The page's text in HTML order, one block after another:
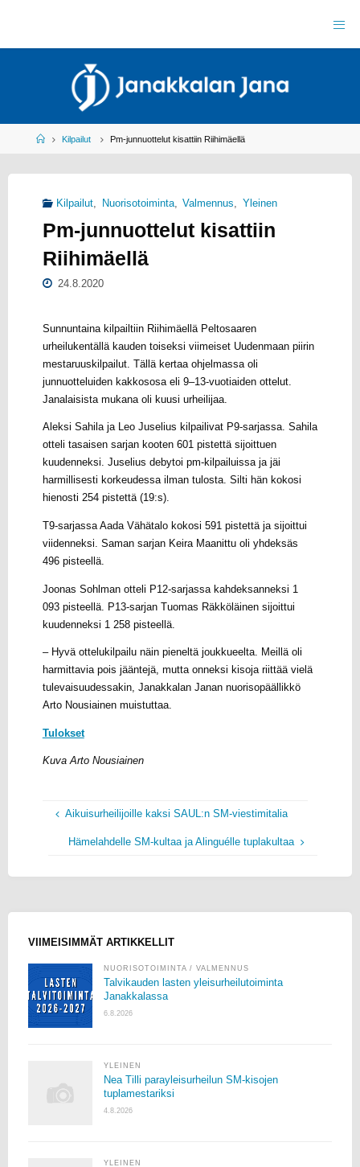
AN
HomeKilpailut Pm-junnuottelut kisattiin Riihimäellä
Kilpailut, Nuorisotoiminta, Valmennus, Yleinen
Pm-junnuottelut kisattiin
Riihimäellä
24.8.2020
Sunnuntaina kilpailtiin Riihimäellä Peltosaaren
urheilukentällä kauden toiseksi viimeiset Uudenmaan piirin
mestaruuskilpailut. Tällä kertaa ohjelmassa oli
junnuotteluiden kakkososa eli 9–13-vuotiaiden ottelut.
Janalaisista mukana oli kuusi urheilijaa.
Aleksi Sahila ja Leo Juselius kilpailivat P9-sarjassa. Sahila
otteli tasaisen sarjan kooten 601 pistettä sijoittuen
kuudenneksi. Juselius debytoi pm-kilpailuissa ja jäi
harmillisesti korkeudessa ilman tulosta. Silti hän kokosi
hienosti 254 pistettä (19:s).
T9-sarjassa Aada Vähätalo kokosi 591 pistettä ja sijoittui
viidenneksi. Saman sarjan Keira Maanittu oli yhdeksäs
496 pisteellä.
Joonas Sohlman otteli P12-sarjassa kahdeksanneksi 1
093 pisteellä. P13-sarjan Tuomas Räkköläinen sijoittui
kuudenneksi 1 258 pisteellä.
– Hyvä ottelukilpailu näin pieneltä joukkueelta. Meillä oli
harmittavia pois jääntejä, mutta onneksi kisoja riittää vielä
tulevaisuudessakin, Janakkalan Janan nuorisopäällikkö
Arto Nousiainen muistuttaa.
Tulokset
Kuva Arto Nousiainen
Aikuisurheilijoille kaksi SAUL:n SM-viestimitalia
Hämelahdelle SM-kultaa ja Alinguélle tuplakultaa
VIIMEISIMMÄT ARTIKKELLIT
NUORISOTOIMINTA /VALMENNUS
Talvikauden lasten yleisurheilutoiminta
Janakkalassa
6.8.2026
YLEINEN
Nea Tilli parayleisurheilun SM-kisojen
tuplamestariksi
4.8.2026
YLEINEN